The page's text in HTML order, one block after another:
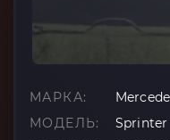
МАРКА:
МОДЕЛЬ:
Sprinter